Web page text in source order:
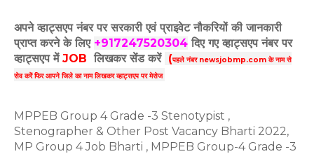
अपने व्हाट्सएप नंबर पर सरकारी एवं प्राइवेट नौकरियों की जानकारी
प्राप्त करने के लिए +917247520304 दिए गएव्हाट्सएपनंबर पर
व्हाट्सएप में JOB लिखकर सेंड करें (पहले नंबर newsjobmp.com के नाम से
सेव करें फिर आपनेजिले का नाम लिखकर व्हाट्सएप पर मेसेज
MPPEB Group 4 Grade -3 Stenotypist ,
Stenographer & Other Post Vacancy Bharti 2022,
MP Group 4 Job Bharti , MPPEB Group-4 Grade -3